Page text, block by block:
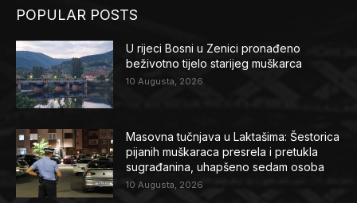
POPULAR POSTS
U rijeci Bosni u Zenici pronađeno
beživotno tijelo starijeg muškarca
10 Augusta, 2026
Masovna tučnjava u Laktašima: Šestorica
pijanih muškaraca presrela i pretukla
sugrađanina, uhapšeno sedam osoba
10 Augusta, 2026